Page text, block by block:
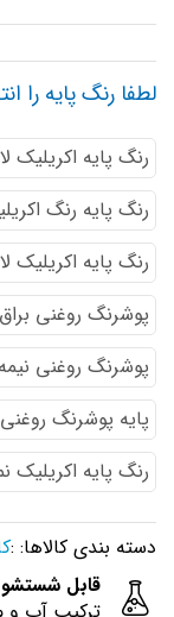
لطفا رنگ پایه را
رنگ پایه اكريليك
رنگ پایه رنگ
رنگ پایه اكريليك
پوشرنگ روغنی
پوشرنگ روغنی
پایه پوشرنگ
رنگ پایه اکریلیک
دسته بندی کالاها: :
قابل